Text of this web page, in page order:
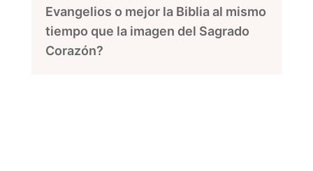
Evangelios o mejor la Biblia al mismo
tiempo que la imagen del Sagrado
Corazón?